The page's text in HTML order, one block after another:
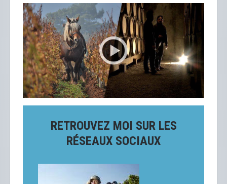
RETROUVEZ MOI SUR LES
RÉSEAUX SOCIAUX